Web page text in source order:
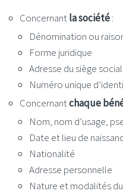
Concernantla société:
Dénomination ou
Forme juridique
Adresse du siège social
Numéro unique
Concernantchaque
Nom, nom d’usage,
Date et lieu de
Nationalité
Adresse personnelle
Nature et modalités